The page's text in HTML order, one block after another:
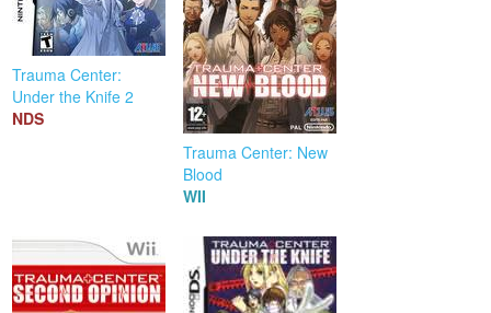
Trauma Center:
Under the Knife 2
NDS
Trauma Center: New
Blood
WII